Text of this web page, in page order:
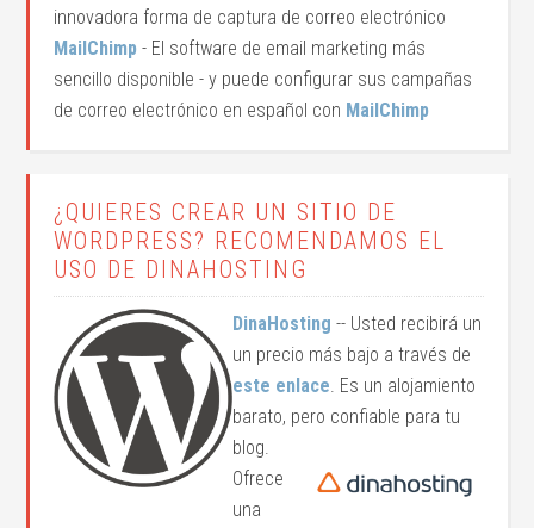
innovadora forma de captura de correo electrónico
MailChimp - El software de email marketing más
sencillo disponible - y puede configurar sus campañas
de correo electrónico en español con MailChimp
¿QUIERES CREAR UN SITIO DE
WORDPRESS? RECOMENDAMOS EL
USO DE DINAHOSTING
DinaHosting -- Usted recibirá un
un precio más bajo a través de
este enlace. Es un alojamiento
barato, pero confiable para tu
blog.
Ofrece
una